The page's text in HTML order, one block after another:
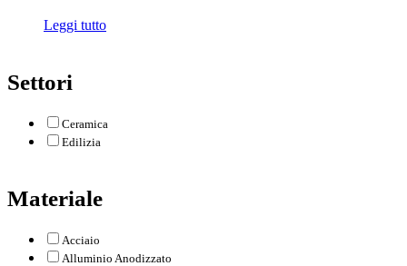
Leggi tutto
Settori
Ceramica
Edilizia
Materiale
Acciaio
Alluminio Anodizzato